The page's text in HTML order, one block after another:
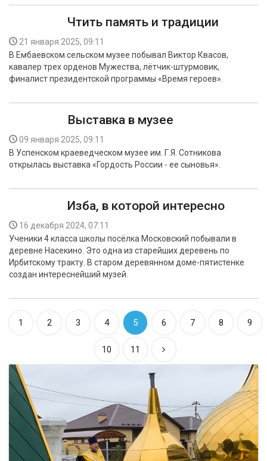
Чтить память и традиции
21 января 2025, 09:11
В Ембаевском сельском музее побывал Виктор Квасов,
кавалер трех орденов Мужества, лётчик-штурмовик,
финалист президентской программы «Время героев».
Выставка в музее
09 января 2025, 09:11
В Успенском краеведческом музее им. Г.Я. Сотникова
открылась выставка «Гордость России - ее сыновья».
Изба, в которой интересно
16 декабря 2024, 07:11
Ученики 4 класса школы посёлка Московский побывали в
деревне Насекино. Это одна из старейших деревень по
Ирбитскому тракту. В старом деревянном доме-пятистенке
создан интереснейший музей.
1 2 3 4 5 6 7 8 9
10 11